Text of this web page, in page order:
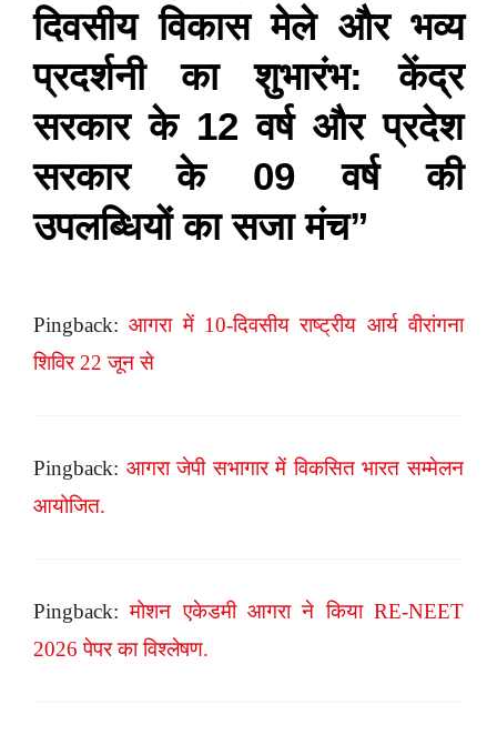
दिवसीय विकास मेले और भव्य
प्रदर्शनी का शुभारंभ: केंद्र
सरकार के 12 वर्ष और प्रदेश
सरकार के 09 वर्ष की
उपलब्धियों का सजा मंच”
Pingback:आगरा में 10-दिवसीय राष्ट्रीय आर्य वीरांगना
शिविर 22 जून से
Pingback: आगरा जेपी सभागार में विकसित भारत सम्मेलन
आयोजित.
Pingback:मोशन एकेडमी आगरा ने किया RE-NEET
2026 पेपर का विश्लेषण.